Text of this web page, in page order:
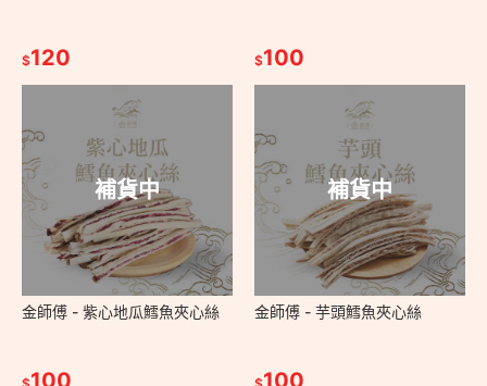
$120 $100
補貨中
金師傅 - 紫心地瓜鱈魚夾心絲
100
補貨中
金師傅 - 芋頭鱈魚夾心絲
100